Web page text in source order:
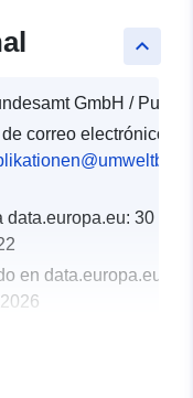
keyboard_arrow_up
GmbH /
correo electrónico:
data.europa.eu: 30
en data.europa.eu: